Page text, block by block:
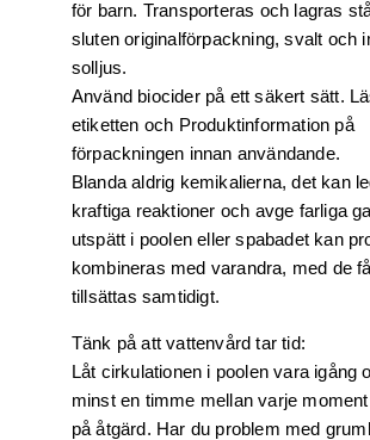
för barn. Transporteras och lagras
sluten originalförpackning, svalt och
solljus.
Använd biocider på ett säkert sätt.
etiketten och Produktinformation på
förpackningen innan användande.
Blanda aldrig kemikalierna, det kan
kraftiga reaktioner och avge farliga
utspätt i poolen eller spabadet kan
kombineras med varandra, med de
tillsättas samtidigt.
Tänk på att vattenvård tar tid:
Låt cirkulationen i poolen vara igång
minst en timme mellan varje
på åtgärd. Har du problem med